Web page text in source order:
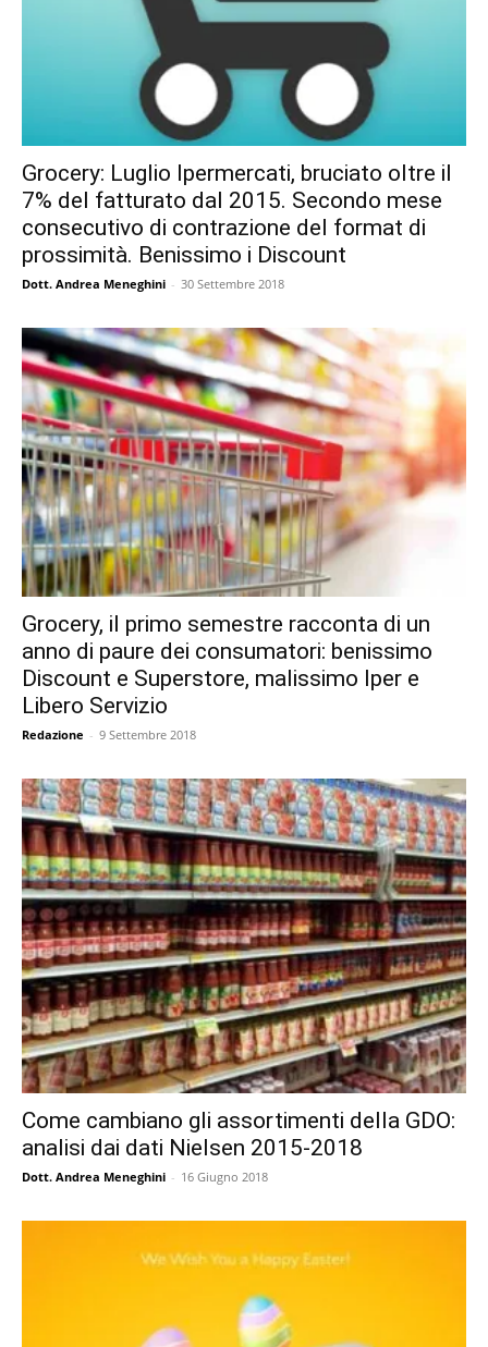
Grocery: Luglio Ipermercati, bruciato oltre il
7% del fatturato dal 2015. Secondo mese
consecutivo di contrazione del format di
prossimità. Benissimo i Discount
Dott. Andrea Meneghini - 30 Settembre 2018
Grocery, il primo semestre racconta di un
anno di paure dei consumatori: benissimo
Discount e Superstore, malissimo Iper e
Libero Servizio
Redazione - 9 Settembre 2018
Come cambiano gli assortimenti della GDO:
analisi dai dati Nielsen 2015-2018
Dott. Andrea Meneghini - 16 Giugno 2018